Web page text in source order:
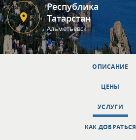
Республика
Татарстан
Альметьевск
ОПИСАНИЕ
ЦЕНЫ
УСЛУГИ
КАК ДОБРАТЬСЯ